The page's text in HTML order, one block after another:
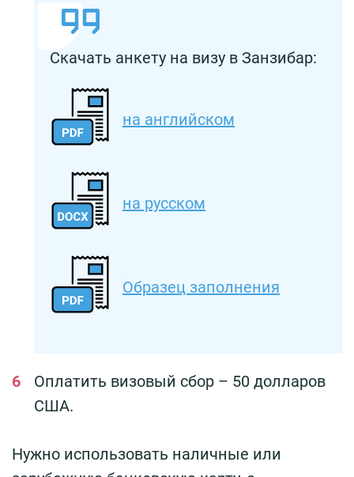
Скачать анкету на визу в Занзибар:
на английском
на русском
Образец заполнения
Оплатить визовый сбор – 50 долларов
США.
Нужно использовать наличные или